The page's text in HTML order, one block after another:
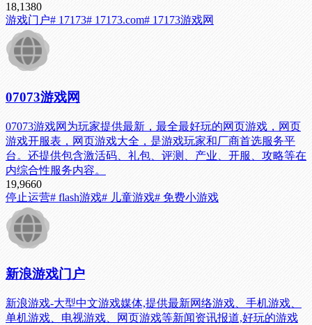
18,1380
游戏门户# 17173# 17173.com# 17173游戏网
07073游戏网
07073游戏网为玩家提供最新，最全最好玩的网页游戏，网页
游戏开服表，网页游戏大全，是游戏玩家和厂商首选服务平
台。还提供包含激活码、礼包、评测、产业、开服、攻略等在
内综合性服务内容。
19,9660
停止运营# flash游戏# 儿童游戏# 免费小游戏
新浪游戏门户
新浪游戏-大型中文游戏媒体,提供最新网络游戏、手机游戏、
单机游戏、电视游戏、网页游戏等新闻资讯报道,好玩的游戏